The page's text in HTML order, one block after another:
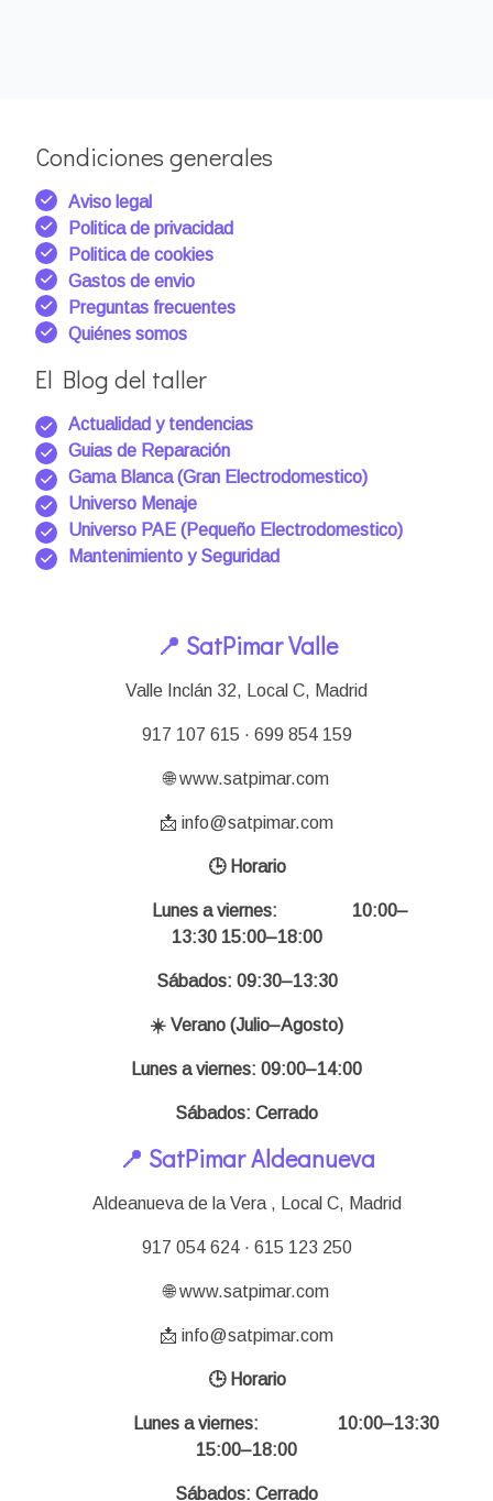
Condiciones generales
Aviso legal
Politica de privacidad
Politica de cookies
Gastos de envio
Preguntas frecuentes
Quiénes somos
El Blog del taller
Actualidad y tendencias
Guias de Reparación
Gama Blanca (Gran Electrodomestico)
Universo Menaje
Universo PAE (Pequeño Electrodomestico)
Mantenimiento y Seguridad
📍 SatPimar Valle
Valle Inclán 32, Local C, Madrid
917 107 615 · 699 854 159
🌐 www.satpimar.com
📩 info@satpimar.com
🕒 Horario
Lunes a viernes:
10:00–
13:30 15:00–18:00
Sábados: 09:30–13:30
☀️ Verano (Julio–Agosto)
Lunes a viernes: 09:00–14:00
Sábados: Cerrado
📍 SatPimar Aldeanueva
Aldeanueva de la Vera , Local C, Madrid
917 054 624 · 615 123 250
🌐 www.satpimar.com
📩 info@satpimar.com
🕒 Horario
Lunes a viernes: 10:00–13:30
15:00–18:00
Sábados: Cerrado